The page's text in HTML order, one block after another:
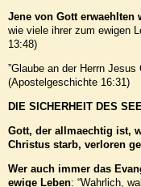
Jene von Gott erwaehlten
wie viele ihrer zum ewigen
13:48)
”Glaube an der Herrn
(Apostelgeschichte 16:31)
DIE SICHERHEIT DES
Gott, der allmaechtig ist,
Christus starb, verloren
Wer auch immer das
ewige Leben: “Wahrlich,